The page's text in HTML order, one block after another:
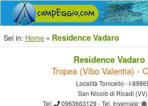
Sei in: Home Residence Vadaro
Residence Vadaro
Tropea (Vibo Valentia) -
Località Tonicello - I-
San Nicolò di Ricadi (VV)
Tel:
0963663129 - Tel. Invernale: